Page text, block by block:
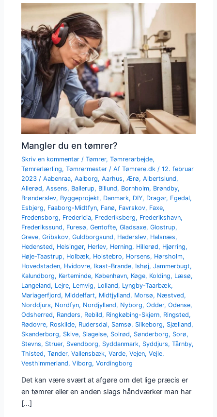
Mangler du en tømrer?
Skriv en kommentar /Tømrer,Tømrerarbejde,
Tømrerlærling,Tømrermester / AfTømrere.dk /12. februar
2023 /Aabenraa,Aalborg,Aarhus, Ærø,Albertslund,
Allerød,Assens, Ballerup, Billund, Bornholm, Brøndby,
Brønderslev, Byggeprojekt, Danmark, DIY, Dragør, Egedal,
Esbjerg, Faaborg-Midtfyn, Fanø, Favrskov, Faxe,
Fredensborg, Fredericia, Frederiksberg, Frederikshavn,
Frederikssund, Furesø,Gentofte,Gladsaxe,Glostrup,
Greve,Gribskov,Guldborgsund, Haderslev, Halsnæs,
Hedensted, Helsingør, Herlev, Herning, Hillerød, Hjørring,
Høje-Taastrup, Holbæk, Holstebro, Horsens, Hørsholm,
Hovedstaden, Hvidovre, Ikast-Brande, Ishøj,Jammerbugt,
Kalundborg, Kerteminde, København, Køge, Kolding, Læsø,
Langeland, Lejre, Lemvig, Lolland, Lyngby-Taarbæk,
Mariagerfjord, Middelfart, Midtjylland, Morsø, Næstved,
Norddjurs, Nordfyn, Nordjylland, Nyborg,Odder,Odense,
Odsherred, Randers, Rebild, Ringkøbing-Skjern, Ringsted,
Rødovre, Roskilde, Rudersdal, Samsø, Silkeborg, Sjælland,
Skanderborg, Skive, Slagelse, Solrød, Sønderborg, Sorø,
Stevns, Struer, Svendborg, Syddanmark, Syddjurs,Tårnby,
Thisted,Tønder,Vallensbæk,Varde,Vejen,Vejle,
Vesthimmerland,Viborg,Vordingborg
Det kan være svært at afgøre om det lige præcis er
en tømrer eller en anden slags håndværker man har
[…]